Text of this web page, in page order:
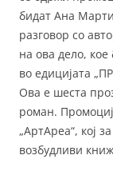
бидат Ана
разговор со
на ова дело, кое
во едицијата
Ова е шеста
роман.
„АртАреа“, кој
возбудливи